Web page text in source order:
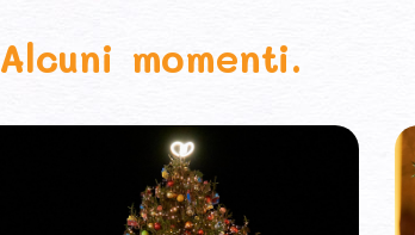
Alcuni momenti.